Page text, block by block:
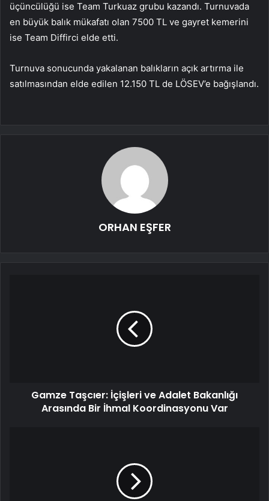
üçüncülüğü ise Team Turkuaz grubu kazandı. Turnuvada
en büyük balık mükafatı olan 7500 TL ve gayret kemerini
ise Team Diffirci elde etti.
Turnuva sonucunda yakalanan balıkların açık artırma ile
satılmasından elde edilen 12.150 TL de LÖSEV’e bağışlandı.
ORHAN EŞFER
Gamze Taşcıer: İçişleri ve Adalet Bakanlığı
Arasında Bir İhmal Koordinasyonu Var